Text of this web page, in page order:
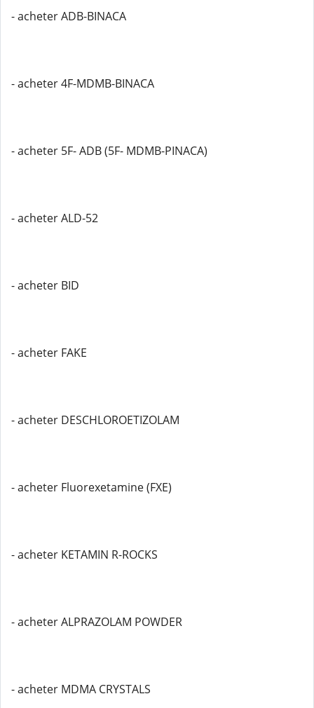
- acheter ADB-BINACA
- acheter 4F-MDMB-BINACA
- acheter 5F- ADB (5F- MDMB-PINACA)
- acheter ALD-52
- acheter BID
- acheter FAKE
- acheter DESCHLOROETIZOLAM
- acheter Fluorexetamine (FXE)
- acheter KETAMIN R-ROCKS
- acheter ALPRAZOLAM POWDER
- acheter MDMA CRYSTALS